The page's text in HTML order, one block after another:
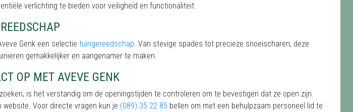
verlichting te bieden voor veiligheid en functionaliteit.
Genk een selectie tuingereedschap . Van stevige spades tot precieze snoeischaren, deze
gemakkelijker en aangenamer te maken.
OP MET AVEVE GENK
is het verstandig om de openingstijden te controleren om te bevestigen dat ze open zijn.
Voor directe vragen kun je (089) 35 22 85 bellen om met een behulpzaam personeel lid te